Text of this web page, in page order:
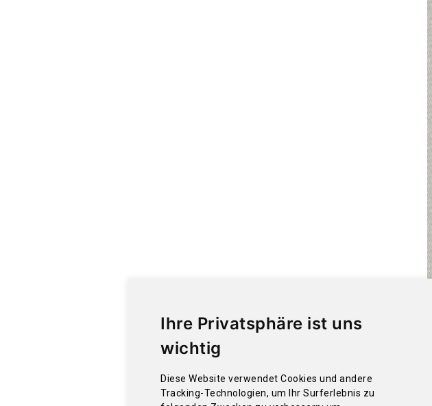
Ihre Privatsphäre ist uns
wichtig
Diese Website verwendet Cookies und andere
Tracking-Technologien, um Ihr Surferlebnis zu